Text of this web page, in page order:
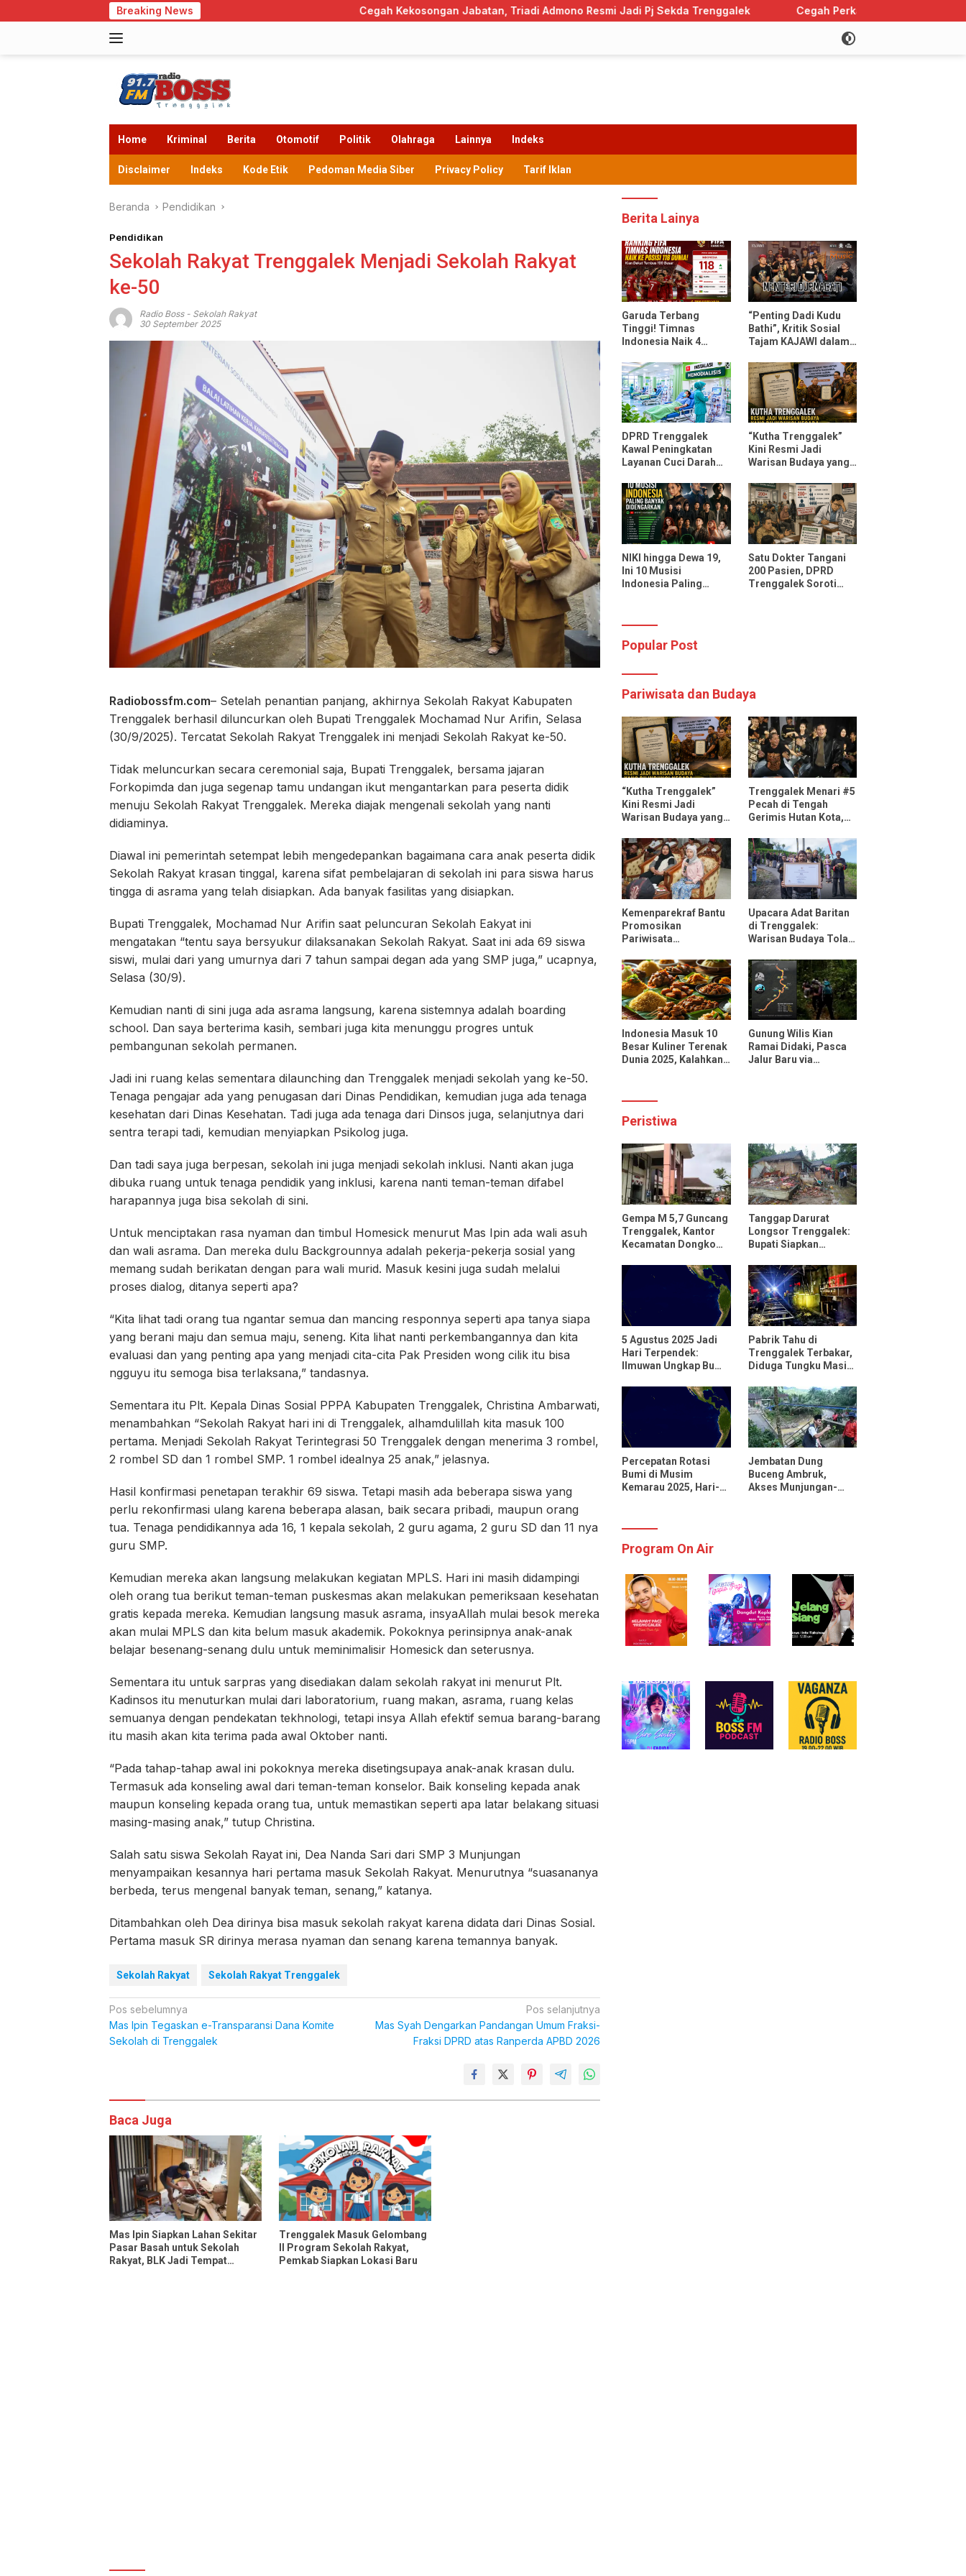
ke
Breaking News Cegah Kekosongan Jabatan, Triadi Admono Resmi Jadi Pj Sekda Trenggalek Cegah Perkawinan Anak, Trenggalek Sabet
Home Kriminal Berita Otomotif Politik Olahraga Lainnya Indeks
Disclaimer Indeks Kode Etik Pedoman Media Siber Privacy Policy Tarif Iklan
Beranda Pendidikan
Pendidikan
Sekolah Rakyat Trenggalek Menjadi Sekolah Rakyat
ke-50
Radio Boss- Sekolah Rakyat
30 September 2025
Radiobossfm.com– Setelah penantian panjang, akhirnya Sekolah Rakyat Kabupaten
Trenggalek berhasil diluncurkan oleh Bupati Trenggalek Mochamad Nur Arifin, Selasa
(30/9/2025). Tercatat Sekolah Rakyat Trenggalek ini menjadi Sekolah Rakyat ke-50.
Tidak meluncurkan secara ceremonial saja, Bupati Trenggalek, bersama jajaran
Forkopimda dan juga segenap tamu undangan ikut mengantarkan para peserta didik
menuju Sekolah Rakyat Trenggalek. Mereka diajak mengenali sekolah yang nanti
didiaminya.
Diawal ini pemerintah setempat lebih mengedepankan bagaimana cara anak peserta didik
Sekolah Rakyat krasan tinggal, karena sifat pembelajaran di sekolah ini para siswa harus
tingga di asrama yang telah disiapkan. Ada banyak fasilitas yang disiapkan.
Bupati Trenggalek, Mochamad Nur Arifin saat peluncuran Sekolah Eakyat ini
mengatakan “tentu saya bersyukur dilaksanakan Sekolah Rakyat. Saat ini ada 69 siswa
siswi, mulai dari yang umurnya dari 7 tahun sampai degan ada yang SMP juga,” ucapnya,
Selasa (30/9).
Kemudian nanti di sini juga ada asrama langsung, karena sistemnya adalah boarding
school. Dan saya berterima kasih, sembari juga kita menunggu progres untuk
pembangunan sekolah permanen.
Jadi ini ruang kelas sementara dilaunching dan Trenggalek menjadi sekolah yang ke-50.
Tenaga pengajar ada yang penugasan dari Dinas Pendidikan, kemudian juga ada tenaga
kesehatan dari Dinas Kesehatan. Tadi juga ada tenaga dari Dinsos juga, selanjutnya dari
sentra terapi tadi, kemudian menyiapkan Psikolog juga.
Dan tadi saya juga berpesan, sekolah ini juga menjadi sekolah inklusi. Nanti akan juga
dibuka ruang untuk tenaga pendidik yang inklusi, karena nanti teman-teman difabel
harapannya juga bisa sekolah di sini.
Untuk menciptakan rasa nyaman dan timbul Homesick menurut Mas Ipin ada wali asuh
dan wali asrama. Dan mereka dulu Backgrounnya adalah pekerja-pekerja sosial yang
memang sudah berikatan dengan para wali murid. Masuk kesini juga sudah melalui
proses dialog, ditanya seperti apa?
“Kita lihat tadi orang tua ngantar semua dan mancing responnya seperti apa tanya siapa
yang berani maju dan semua maju, seneng. Kita lihat nanti perkembangannya dan kita
evaluasi dan yang penting apa yang menjadi cita-cita Pak Presiden wong cilik itu bisa
ngguyu itu semoga bisa terlaksana,” tandasnya.
Sementara itu Plt. Kepala Dinas Sosial PPPA Kabupaten Trenggalek, Christina Ambarwati,
menambahkan “Sekolah Rakyat hari ini di Trenggalek, alhamdulillah kita masuk 100
pertama. Menjadi Sekolah Rakyat Terintegrasi 50 Trenggalek dengan menerima 3 rombel,
2 rombel SD dan 1 rombel SMP. 1 rombel idealnya 25 anak,” jelasnya.
Hasil konfirmasi penetapan terakhir 69 siswa. Tetapi masih ada beberapa siswa yang
perlu rekonfirmasi ulang karena beberapa alasan, baik secara pribadi, maupun orang
tua. Tenaga pendidikannya ada 16, 1 kepala sekolah, 2 guru agama, 2 guru SD dan 11 nya
guru SMP.
Kemudian mereka akan langsung melakukan kegiatan MPLS. Hari ini masih didampingi
oleh orang tua berikut teman-teman puskesmas akan melakukan pemeriksaan kesehatan
gratis kepada mereka. Kemudian langsung masuk asrama, insyaAllah mulai besok mereka
akan mulai MPLS dan kita belum masuk akademik. Pokoknya perinsipnya anak-anak
belajar besenang-senang dulu untuk meminimalisir Homesick dan seterusnya.
Sementara itu untuk sarpras yang disediakan dalam sekolah rakyat ini menurut Plt.
Kadinsos itu menuturkan mulai dari laboratorium, ruang makan, asrama, ruang kelas
semuanya dengan pendekatan tekhnologi, tetapi insya Allah efektif semua barang-barang
itu masih akan kita terima pada awal Oktober nanti.
“Pada tahap-tahap awal ini pokoknya mereka disetingsupaya anak-anak krasan dulu.
Termasuk ada konseling awal dari teman-teman konselor. Baik konseling kepada anak
maupun konseling kepada orang tua, untuk memastikan seperti apa latar belakang situasi
masing-masing anak,” tutup Christina.
Salah satu siswa Sekolah Rayat ini, Dea Nanda Sari dari SMP 3 Munjungan
menyampaikan kesannya hari pertama masuk Sekolah Rakyat. Menurutnya “suasananya
berbeda, terus mengenal banyak teman, senang,” katanya.
Ditambahkan oleh Dea dirinya bisa masuk sekolah rakyat karena didata dari Dinas Sosial.
Pertama masuk SR dirinya merasa nyaman dan senang karena temannya banyak.
Sekolah Rakyat Sekolah Rakyat Trenggalek
Navigasi
pos
Pos sebelumnya
Mas Ipin Tegaskan e-Transparansi Dana Komite
Sekolah di Trenggalek
Pos selanjutnya
Mas Syah Dengarkan Pandangan Umum Fraksi-
Fraksi DPRD atas Ranperda APBD 2026
Komentar
Baca Juga
Mas Ipin Siapkan Lahan Sekitar
Pasar Basah untuk Sekolah
Rakyat, BLK Jadi Tempat
Trenggalek Masuk Gelombang
II Program Sekolah Rakyat,
Pemkab Siapkan Lokasi Baru
Berita Lainya
Garuda Terbang
Tinggi! Timnas
Indonesia Naik 4
Kalahkan Oman dan
Mozambik
“Penting Dadi Kudu
Bathi”, Kritik Sosial
Tajam KAJAWI dalam
Durmagati
DPRD Trenggalek
Kawal Peningkatan
Layanan Cuci Darah
Kapasitas Ditarget
Layani 30 Pasien
Sekali Pelayanan
“Kutha Trenggalek”
Kini Resmi Jadi
Warisan Budaya yang
NIKI hingga Dewa 19,
Ini 10 Musisi
Indonesia Paling
YouTube Music
Satu Dokter Tangani
200 Pasien, DPRD
Trenggalek Soroti
Popular Post
Pariwisata dan Budaya
“Kutha Trenggalek”
Kini Resmi Jadi
Warisan Budaya yang
Trenggalek Menari #5
Pecah di Tengah
Gerimis Hutan Kota,
Ngrembaka dan
Nyawiji
Kemenparekraf Bantu
Promosikan
Pariwisata
Trip Bersama
Influencer dan Media
Nasional
Upacara Adat Baritan
di Trenggalek:
Warisan Budaya Tolak
Lewat Festival Desa
Indonesia Masuk 10
Besar Kuliner Terenak
Dunia 2025, Kalahkan
Gunung Wilis Kian
Ramai Didaki, Pasca
Jalur Baru via
Peristiwa
Gempa M 5,7 Guncang
Trenggalek, Kantor
Kecamatan Dongko
Tanggap Darurat
Longsor Trenggalek:
Bupati Siapkan
Rencana Relokasi
untuk 95 Rumah
5 Agustus 2025 Jadi
Hari Terpendek:
Ilmuwan Ungkap Bumi
dari Biasanya
Pabrik Tahu di
Trenggalek Terbakar,
Diduga Tungku Masih
Percepatan Rotasi
Bumi di Musim
Kemarau 2025, Hari-
Jembatan Dung
Buceng Ambruk,
Akses Munjungan-
Program On Air